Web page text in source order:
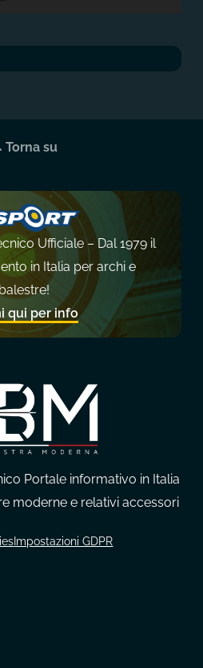
Torna su
Ufficiale – Dal 1979 il
in Italia per archi e
balestre!
qui per info
Portale informativo in Italia
moderne e relativi accessori
Impostazioni GDPR